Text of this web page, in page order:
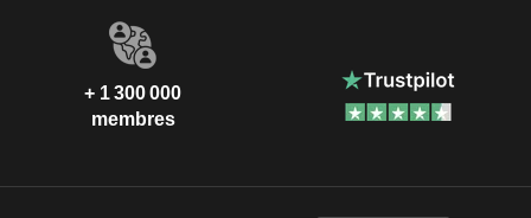
+ 1 300 000
membres